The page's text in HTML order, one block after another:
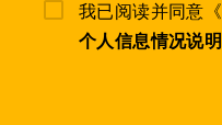
我已阅读并同意《
个人信息情况说明